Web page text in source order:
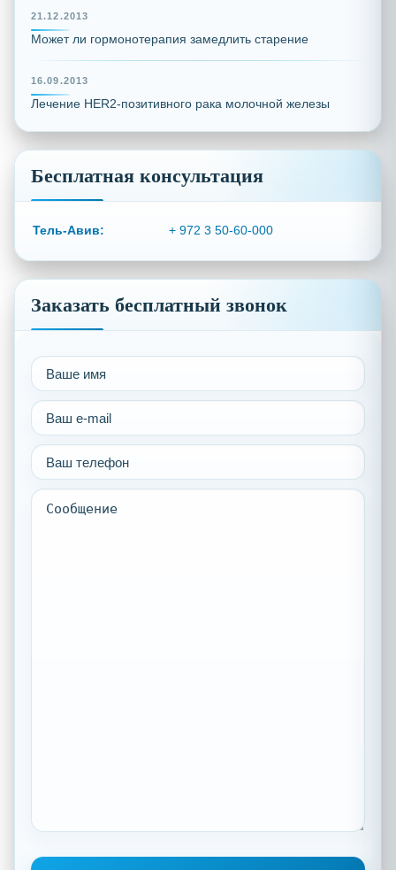
21.12.2013
Может ли гормонотерапия замедлить старение
16.09.2013
Лечение HER2-позитивного рака молочной железы
Бесплатная консультация
Тель-Авив: + 972 3 50-60-000
Заказать бесплатный звонок